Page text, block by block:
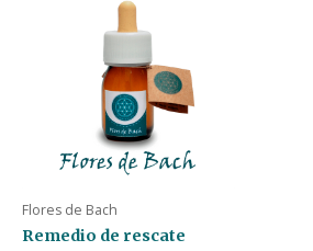
Flores de Bach
Remedio de rescate